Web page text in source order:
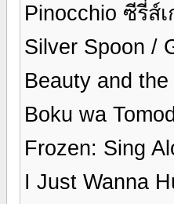
Pinocchio ซีรี่ส์
Silver Spoon /
Beauty and
Boku wa
Frozen: Sing
I Just Wanna